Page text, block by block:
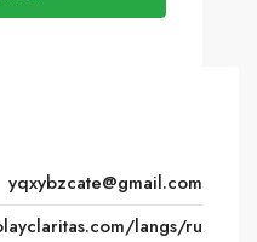
yqxybzcate@gmail.com
langs/ru